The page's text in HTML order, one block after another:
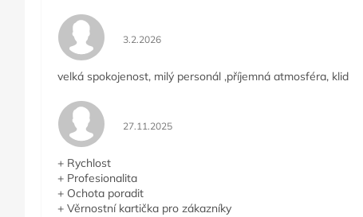
Hodnocení obchodu je 5 z 5 hvězdiček.
3.2.2026
velká spokojenost, milý personál ,příjemná atmosféra, klid
Hodnocení obchodu je 5 z 5 hvězdiček.
27.11.2025
+ Rychlost
+ Profesionalita
+ Ochota poradit
+ Věrnostní kartička pro zákazníky